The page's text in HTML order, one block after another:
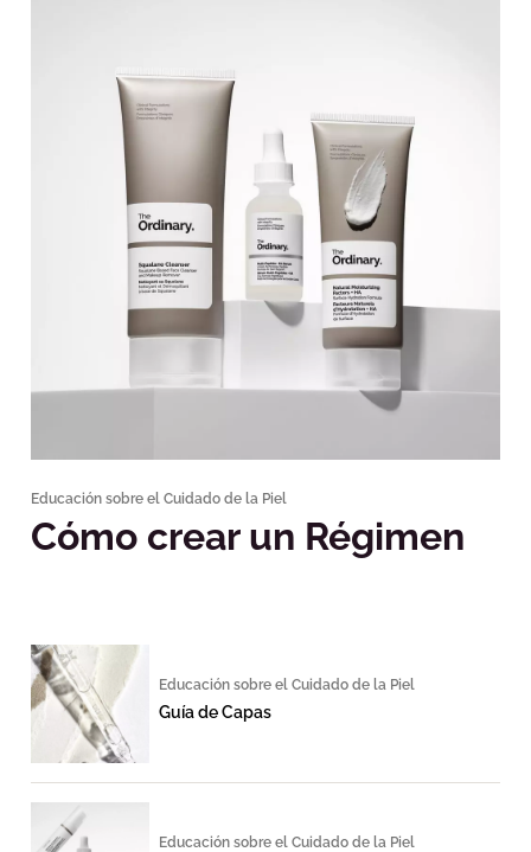
Educación sobre el Cuidado de la Piel
Cómo crear un Régimen
Educación sobre el Cuidado de la Piel
Guía de Capas
Educación sobre el Cuidado de la Piel